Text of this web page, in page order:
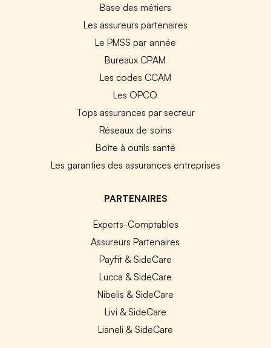
Base des métiers
Les assureurs partenaires
Le PMSS par année
Bureaux CPAM
Les codes CCAM
Les OPCO
Tops assurances par secteur
Réseaux de soins
Boîte à outils santé
Les garanties des assurances entreprises
PARTENAIRES
Experts-Comptables
Assureurs Partenaires
Payfit & SideCare
Lucca & SideCare
Nibelis & SideCare
Livi & SideCare
Lianeli & SideCare